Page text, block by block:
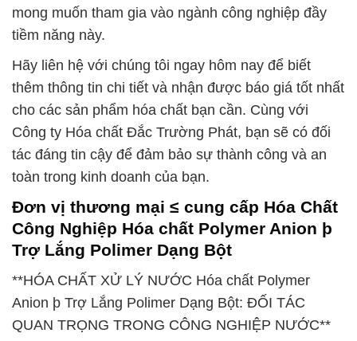
mong muốn tham gia vào ngành công nghiệp đầy
tiềm năng này.
Hãy liên hệ với chúng tôi ngay hôm nay để biết
thêm thông tin chi tiết và nhận được báo giá tốt nhất
cho các sản phẩm hóa chất bạn cần. Cùng với
Công ty Hóa chất Đắc Trường Phát, bạn sẽ có đối
tác đáng tin cậy để đảm bảo sự thành công và an
toàn trong kinh doanh của bạn.
Đơn vị thương mại ≤ cung cấp Hóa Chất
Công Nghiệp Hóa chất Polymer Anion þ
Trợ Lắng Polimer Dạng Bột
**HÓA CHẤT XỬ LÝ NƯỚC Hóa chất Polymer
Anion þ Trợ Lắng Polimer Dạng Bột: ĐỐI TÁC
QUAN TRỌNG TRONG CÔNG NGHIỆP NƯỚC**